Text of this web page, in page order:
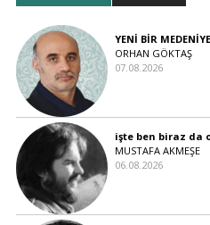
YENİ BİR
ORHAN GÖKTAŞ
07.08.2026
işte ben biraz da
MUSTAFA AKMEŞE
06.08.2026